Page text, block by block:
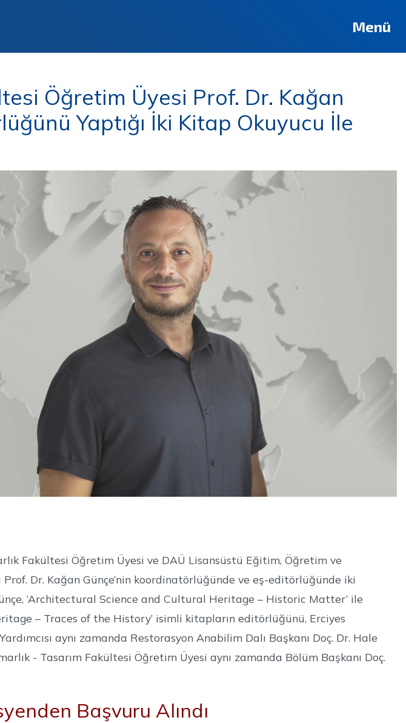
Menü
Öğretim Üyesi Prof. Dr. Kağan
Yaptığı İki Kitap Okuyucu İle
Fakültesi Öğretim Üyesi ve DAÜ Lisansüstü Eğitim, Öğretim ve
Prof. Dr. Kağan Günçe’nin koordinatörlüğünde ve eş-editörlüğünde iki
‘Architectural Science and Cultural Heritage – Historic Matter’ ile
– Traces of the History’ isimli kitapların editörlüğünü, Erciyes
aynı zamanda Restorasyon Anabilim Dalı Başkanı Doç. Dr. Hale
- Tasarım Fakültesi Öğretim Üyesi aynı zamanda Bölüm Başkanı Doç.
Başvuru Alındı